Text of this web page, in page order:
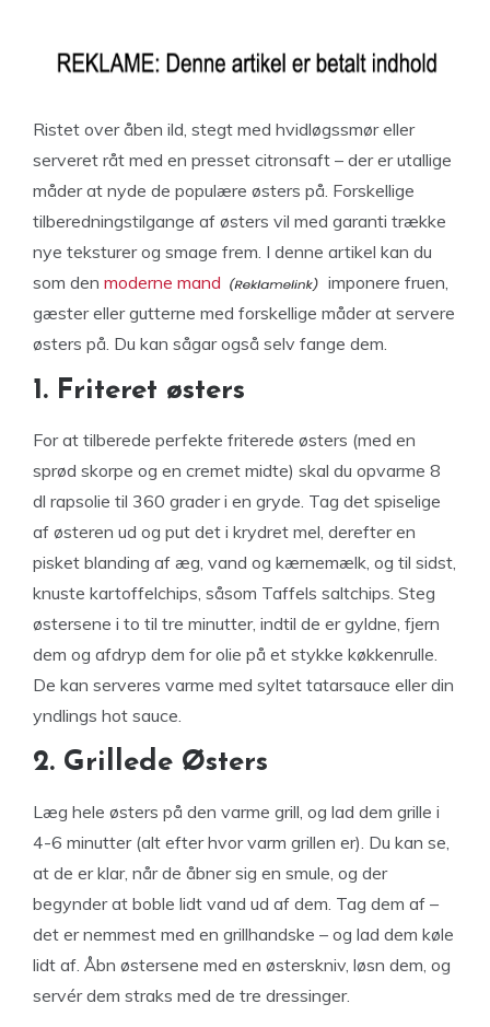
Ristet over åben ild, stegt med hvidløgssmør eller
serveret råt med en presset citronsaft – der er utallige
måder at nyde de populære østers på. Forskellige
tilberedningstilgange af østers vil med garanti trække
nye teksturer og smage frem. I denne artikel kan du
som den moderne mand
imponere fruen,
gæster eller gutterne med forskellige måder at servere
østers på. Du kan sågar også selv fange dem.
1. Friteret østers
For at tilberede perfekte friterede østers (med en
sprød skorpe og en cremet midte) skal du opvarme 8
dl rapsolie til 360 grader i en gryde. Tag det spiselige
af østeren ud og put det i krydret mel, derefter en
pisket blanding af æg, vand og kærnemælk, og til sidst,
knuste kartoffelchips, såsom Taffels saltchips. Steg
østersene i to til tre minutter, indtil de er gyldne, fjern
dem og afdryp dem for olie på et stykke køkkenrulle.
De kan serveres varme med syltet tatarsauce eller din
yndlings hot sauce.
2. Grillede Østers
Læg hele østers på den varme grill, og lad dem grille i
4-6 minutter (alt efter hvor varm grillen er). Du kan se,
at de er klar, når de åbner sig en smule, og der
begynder at boble lidt vand ud af dem. Tag dem af –
det er nemmest med en grillhandske – og lad dem køle
lidt af. Åbn østersene med en østerskniv, løsn dem, og
servér dem straks med de tre dressinger.